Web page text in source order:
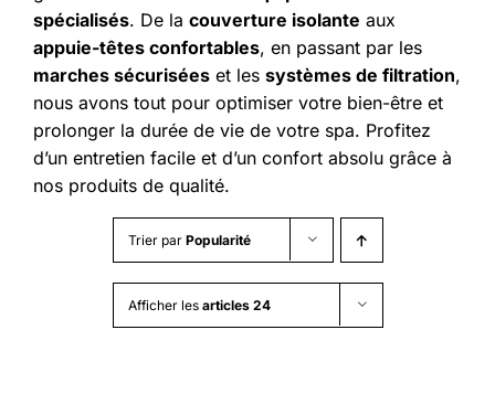
spécialisés. De la couverture isolante aux
appuie-têtes confortables, en passant par les
marches sécurisées et les systèmes de filtration,
nous avons tout pour optimiser votre bien-être et
prolonger la durée de vie de votre spa. Profitez
d’un entretien facile et d’un confort absolu grâce à
nos produits de qualité.
Trier par Popularité
Afficher les articles 24